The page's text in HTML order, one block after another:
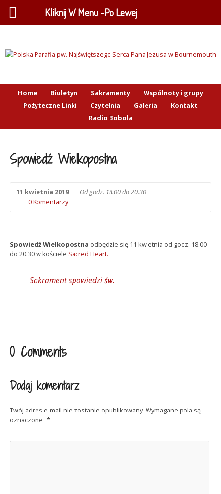
Home Biuletyn Sakramenty
Wspólnoty i grupy
Pożyteczne Linki
Czytelnia Galeria
Kontakt
Radio Bobola
Spowiedź Wielkopostna
11 kwietnia 2019
Od godz. 18.00 do 20.30
0 Komentarzy
Spowiedź Wielkopostna odbędzie się 11 kwietnia od godz. 18.00
do 20.30w kościele Sacred Heart.
Sakrament spowiedzi św.
0 Comments
Dodaj komentarz
Twój adres e-mail nie zostanie opublikowany. Wymagane pola są
oznaczone *
Kliknij W Menu -Po Lewej